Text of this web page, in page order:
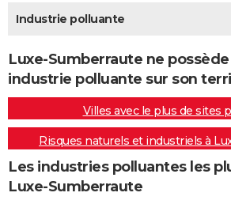
Destinations
City break
Voyage nature
Voyage de noces
Forum
Climat
+PHOTO
GUIDES D'ACHAT
BONS PLANS
CARTE DE VOEUX
Carte de Noël
Carte Bonne année
Carte Saint-Valentin
Carte Pâques
Carte d'anniversaire
DICTIONNAIRE
Dictionnaire
Biographies
Citations
Expressions
Proverbes
PROGRAMME TV
Industrie polluante
Luxe-Sumberraute ne
industrie polluante sur son
Villes avec le plus de sites
Risques naturels et industriels à
Les industries polluantes les
Luxe-Sumberraute